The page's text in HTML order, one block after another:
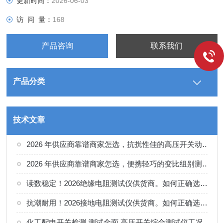
访 问 量： 168
产品咨询 联系我们
产品分类
技术文章
2026 年供应商靠谱商家怎选，抗扰性佳的高压开关动特性测试仪供应商甄别
2026 年供应商靠谱商家怎选，便携轻巧的变比组别测试仪选购指南
读数稳定！2026绝缘电阻测试仪供货商。如何正确选择适合的厂家
抗潮耐用！2026接地电阻测试仪供货商。如何正确选择适合的厂家